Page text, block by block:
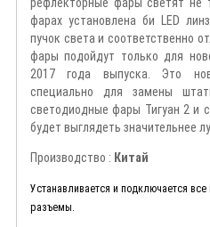
фарах установлена би LED
пучок света и соответственно
фары подойдут только для
2017 года выпуска . Это
специально для замены
светодиодные фары Тигуан 2 и
будет выглядеть значительнее
Производство : Китай
Устанавливается и подключается
разъемы.